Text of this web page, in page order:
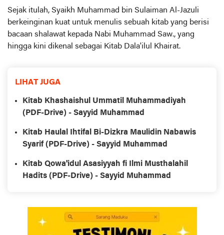
Sejak itulah, Syaikh Muhammad bin Sulaiman Al-Jazuli
berkeinginan kuat untuk menulis sebuah kitab yang berisi
bacaan shalawat kepada Nabi Muhammad Saw., yang
hingga kini dikenal sebagai Kitab Dala'ilul Khairat.
LIHAT JUGA
Kitab Khashaishul Ummatil Muhammadiyah
(PDF-Drive) - Sayyid Muhammad
Kitab Haulal Ihtifal Bi-Dizkra Maulidin Nabawis
Syarif (PDF-Drive) - Sayyid Muhammad
Kitab Qowa'idul Asasiyyah fi Ilmi Musthalahil
Hadits (PDF-Drive) - Sayyid Muhammad